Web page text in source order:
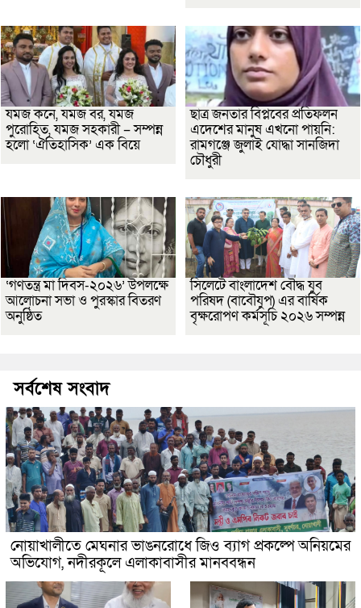
যমজ কনে, যমজ বর, যমজ
পুরোহিত, যমজ সহকারী – সম্পন্ন
হলো ‘ঐতিহাসিক’ এক বিয়ে
ছাত্র জনতার বিপ্লবের প্রতিফলন
এদেশের মানুষ এখনো পায়নি:
রামগঞ্জে জুলাই যোদ্ধা সানজিদা
চৌধুরী
‘গণতন্ত্র মা দিবস-২০২৬’ উপলক্ষে
আলোচনা সভা ও পুরস্কার বিতরণ
অনুষ্ঠিত
সিলেটে বাংলাদেশ বৌদ্ধ যুব
পরিষদ (বাবৌযুপ) এর বার্ষিক
বৃক্ষরোপণ কর্মসূচি ২০২৬ সম্পন্ন
সর্বশেষ সংবাদ
নোয়াখালীতে মেঘনার ভাঙনরোধে জিও ব্যাগ প্রকল্পে অনিয়মের
অভিযোগ, নদীরকূলে এলাকাবাসীর মানববন্ধন